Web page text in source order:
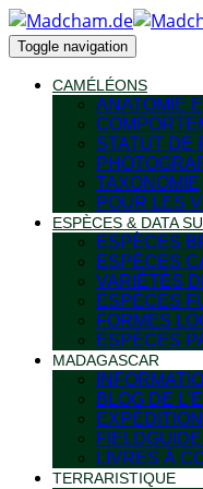
Toggle navigation
CAMÉLÉONS
ANATOMIE
STATUT DE
TAXONOMIE
POUR LES
ESPÈCES & DATA
ESPÈCES
ESPÈCES
VARIÉTÉS
ESPÈCES
FORMES
ESPÈCES
MADAGASCAR
BLOG DE
LIVRES À
TERRARISTIQUE